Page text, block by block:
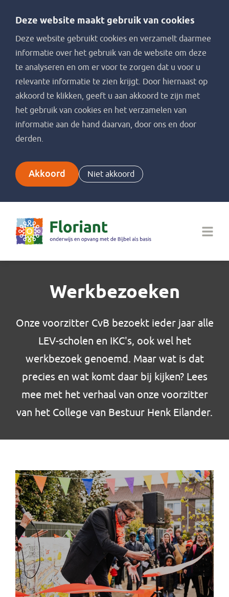
Deze website maakt gebruik van cookies
Deze website gebruikt cookies en verzamelt daarmee
informatie over het gebruik van de website om deze
te analyseren en om er voor te zorgen dat u voor u
relevante informatie te zien krijgt. Door hiernaast op
akkoord te klikken, geeft u aan akkoord te zijn met
het gebruik van cookies en het verzamelen van
informatie aan de hand daarvan, door ons en door
derden.
Akkoord Niet akkoord
Werkbezoeken
Onze voorzitter CvB bezoekt ieder jaar alle
LEV-scholen en IKC's, ook wel het
werkbezoek genoemd. Maar wat is dat
precies en wat komt daar bij kijken? Lees
mee met het verhaal van onze voorzitter
van het College van Bestuur Henk Eilander.